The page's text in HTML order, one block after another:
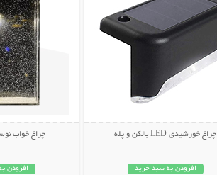
چراغ خورشیدی LED بالکن و پله
افزودن به سبد خرید
چراغ خواب
افزودن